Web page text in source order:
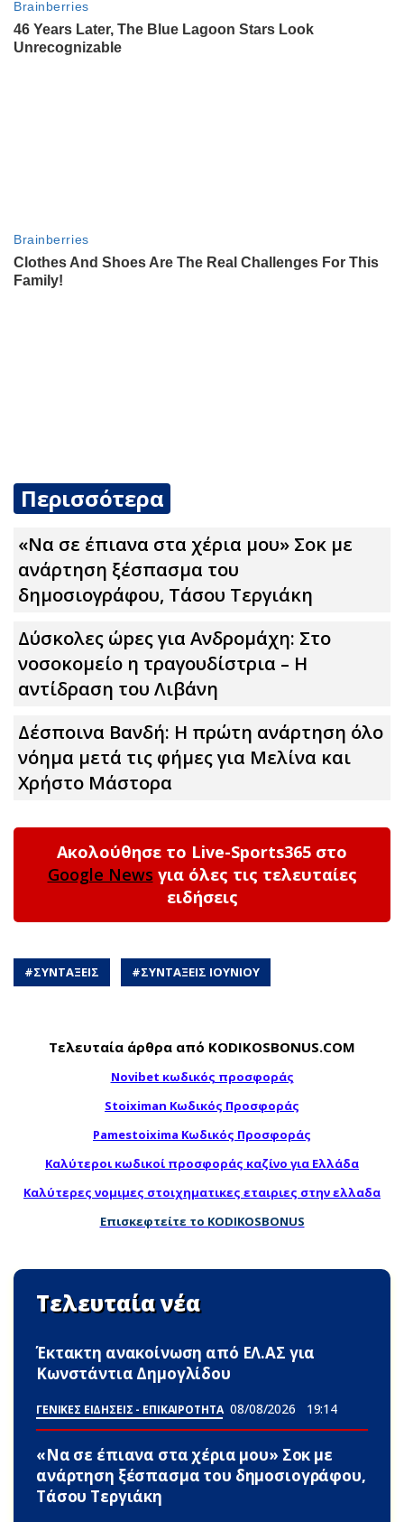
Περισσότερα
«Να σε έπιανα στα χέρια μου» Σoκ με
ανάρτηση ξέσπασμα του
δημοσιογράφου, Τάσου Τεργιάκη
Δύσκολες ώpες για Ανδρομάχη: Στο
νοσοκομείο η τραγουδίστρια – Η
αντίδραση του Λιβάνη
Δέσποινα Βανδή: Η πρώτη ανάρτηση όλο
νόημα μετά τις φήμες για Μελίνα και
Χρήστο Μάστορα
Ακολούθησε το Live-Sports365 στο
Google News για όλες τις τελευταίες
ειδήσεις
#ΣΥΝΤΑΞΕΙΣ #ΣΥΝΤΑΞΕΙΣ ΙΟΥΝΙΟΥ
Τελευταία άρθρα από KODIKOSBONUS.COM
Novibet κωδικός προσφοράς
Stoiximan Κωδικός Προσφοράς
Pamestoixima Κωδικός Προσφοράς
Καλύτεροι κωδικοί προσφοράς καζίνο για Ελλάδα
Καλύτερες νομιμες στοιχηματικες εταιριες στην ελλαδα
Επισκεφτείτε το KODIKOSBONUS
Τελευταία νέα
Έκτακτη ανακοίνωση από ΕΛ.ΑΣ για
Κωνστάντια Δημογλίδου
ΓΕΝΙΚΕΣ ΕΙΔΗΣΕΙΣ - ΕΠΙΚΑΙΡΟΤΗΤΑ 08/08/2026 19:14
«Να σε έπιανα στα χέρια μου» Σoκ με
ανάρτηση ξέσπασμα του δημοσιογράφου,
Τάσου Τεργιάκη